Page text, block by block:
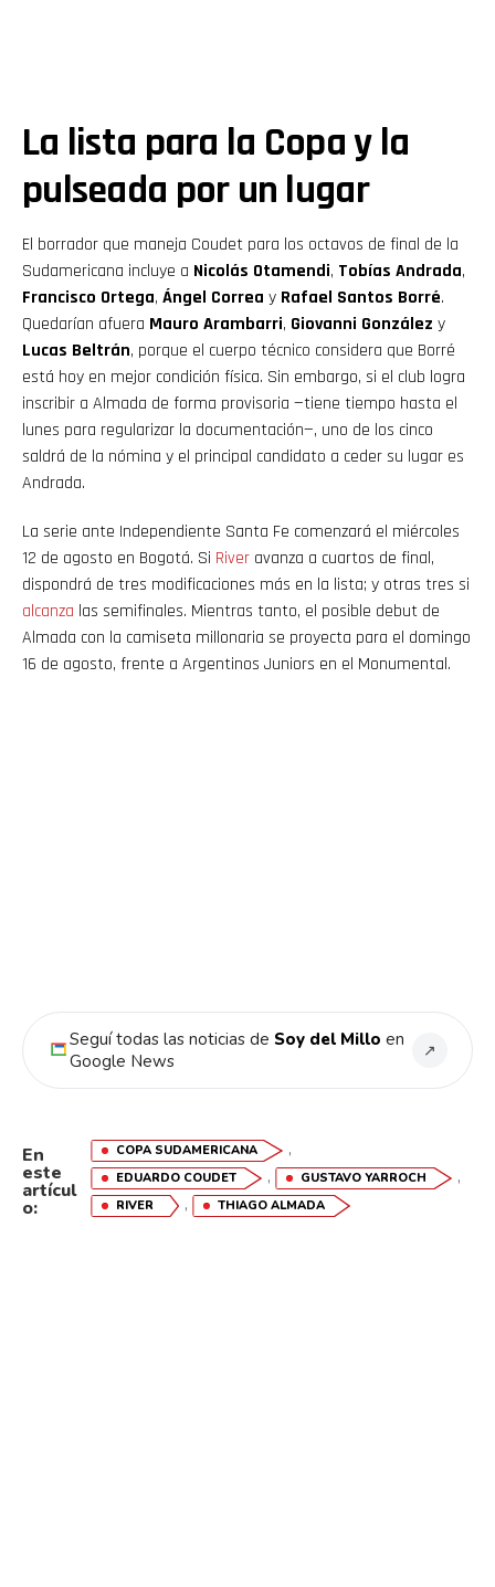
La lista para la Copa y la
pulseada por un lugar
El borrador que maneja Coudet para los octavos de final de la
Sudamericana incluye a Nicolás Otamendi, Tobías Andrada,
Francisco Ortega, Ángel Correa y Rafael Santos Borré.
Quedarían afuera Mauro Arambarri, Giovanni González y
Lucas Beltrán, porque el cuerpo técnico considera que Borré
está hoy en mejor condición física. Sin embargo, si el club logra
inscribir a Almada de forma provisoria —tiene tiempo hasta el
lunes para regularizar la documentación—, uno de los cinco
saldrá de la nómina y el principal candidato a ceder su lugar es
Andrada.
La serie ante Independiente Santa Fe comenzará el miércoles
12 de agosto en Bogotá. Si River avanza a cuartos de final,
dispondrá de tres modificaciones más en la lista; y otras tres si
alcanza las semifinales. Mientras tanto, el posible debut de
Almada con la camiseta millonaria se proyecta para el domingo
16 de agosto, frente a Argentinos Juniors en el Monumental.
Seguí todas las noticias de Soy del Millo en
Google News
↗
En
este
artícul
o:
COPA SUDAMERICANA ,
EDUARDO COUDET , GUSTAVO YARROCH ,
RIVER , THIAGO ALMADA